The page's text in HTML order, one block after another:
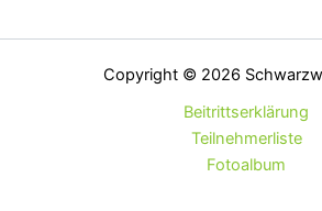
Copyright © 2026
Beitrittserklärung
Teilnehmerliste
Fotoalbum